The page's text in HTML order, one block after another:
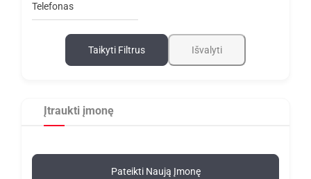
Telefonas
Taikyti Filtrus Išvalyti
Įtraukti įmonę
Pateikti Naują Įmonę